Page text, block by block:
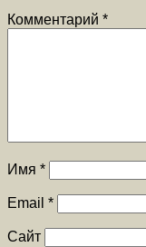
Комментарий *
Имя *
Email *
Сайт